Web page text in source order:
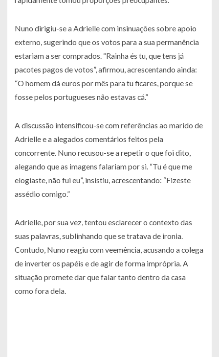
Nuno dirigiu-se a Adrielle com insinuações sobre apoio
externo, sugerindo que os votos para a sua permanência
estariam a ser comprados. “Rainha és tu, que tens já
pacotes pagos de votos”, afirmou, acrescentando ainda:
“O homem dá euros por mês para tu ficares, porque se
fosse pelos portugueses não estavas cá.”
A discussão intensificou-se com referências ao marido de
Adrielle e a alegados comentários feitos pela
concorrente. Nuno recusou-se a repetir o que foi dito,
alegando que as imagens falariam por si. “Tu é que me
elogiaste, não fui eu”, insistiu, acrescentando: “Fizeste
assédio comigo.”
Adrielle, por sua vez, tentou esclarecer o contexto das
suas palavras, sublinhando que se tratava de ironia.
Contudo, Nuno reagiu com veemência, acusando a colega
de inverter os papéis e de agir de forma imprópria. A
situação promete dar que falar tanto dentro da casa
como fora dela.